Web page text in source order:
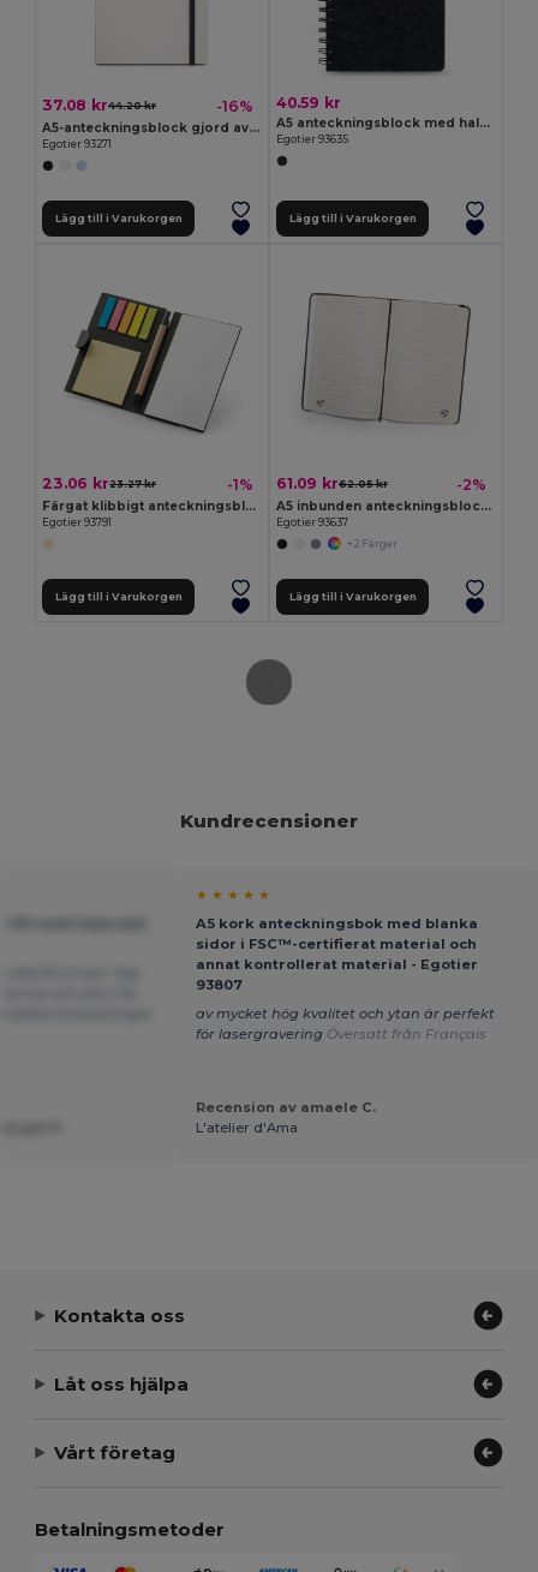
37.08 kr44.20 kr -16%
A5-anteckningsblock gjord av återvunna mjölkkartonger med linjerade sidor
Egotier 93271
Lägg till i Varukorgen
40.59 kr
A5 anteckningsblock med halvhårt omslag i återvunnen filt (100 % rPET) med ringar och linjerade sidor
Egotier 93635
Lägg till i Varukorgen
23.06 kr23.27 kr -1%
Färgat klibbigt anteckningsblock med 6 uppsättningar
Egotier 93791
Lägg till i Varukorgen
61.09 kr62.05 kr -2%
A5 inbunden anteckningsblock i PU (35 % återvunnen) med linjerade sidor 100 % återvunnet
Egotier 93637
+2 Färger
Lägg till i Varukorgen
Kundrecensioner
★ ★ ★ ★ ★
A5 kork anteckningsbok med blanka
sidor i FSC™-certifierat material och
annat kontrollerat material - Egotier
93807
av mycket hög kvalitet och ytan är perfekt
för lasergravering Översatt från Français
Recension av amaele C.
L'atelier d'Ama
Kontakta oss
Låt oss hjälpa
Vårt företag
Betalningsmetoder